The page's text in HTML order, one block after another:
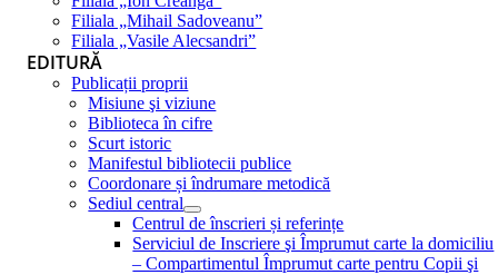
Filiala „Mihail Sadoveanu”
Filiala „Vasile Alecsandri”
EDITURĂ
Publicații proprii
Misiune şi viziune
Biblioteca în cifre
Scurt istoric
Manifestul bibliotecii publice
Coordonare și îndrumare metodică
Sediul central
Centrul de înscrieri și referințe
Serviciul de Inscriere şi Împrumut carte la domiciliu
– Compartimentul Împrumut carte pentru Copii şi